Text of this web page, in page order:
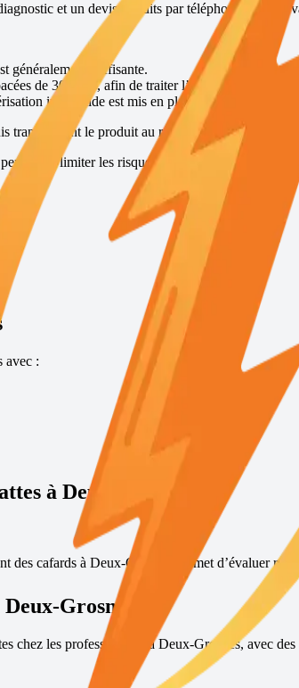
et un devis gratuits par téléphone, afin
généralement suffisante.
de 30 jours, afin de traiter l’ensemble de la
insecticide est mis en place, suivi 15 jours
le produit au reste de la colonie, ce
de limiter les risques de récidive.
avec :
à Deux-Grosnes
des cafards à Deux-Grosnes permet d’évaluer
Deux-Grosnes
chez les professionnels àDeux-Grosnes, avec